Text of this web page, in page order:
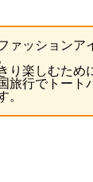
ァッションア
り楽しむため
旅行でトート
。